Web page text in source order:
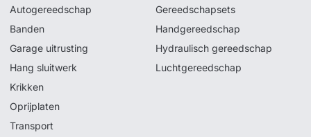
Autogereedschap
Banden
Garage uitrusting
Hang sluitwerk
Krikken
Oprijplaten
Transport
Gereedschapsets
Handgereedschap
Hydraulisch gereedschap
Luchtgereedschap